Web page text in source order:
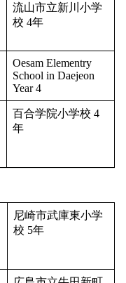
流山市立新川小学
校 4年
Oesam Elementry
School in Daejeon
Year 4
百合学院小学校 4
年
尼崎市武庫東小学
校 5年